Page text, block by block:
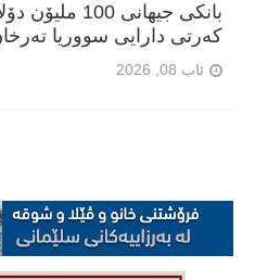
بانکی جیهانی
کەرتی دارایی سووریا
ئاب 08, 2026